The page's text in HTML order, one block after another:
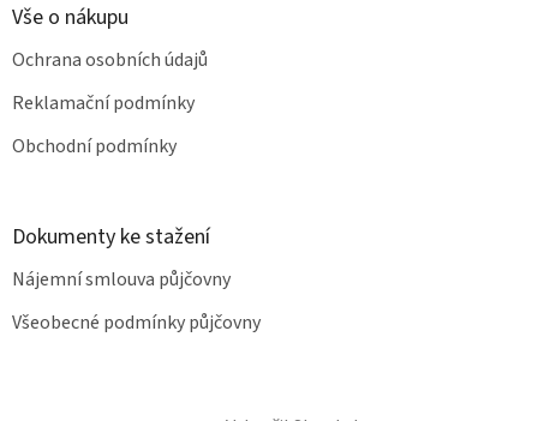
Vše o nákupu
Ochrana osobních údajů
Reklamační podmínky
Obchodní podmínky
Dokumenty ke stažení
Nájemní smlouva půjčovny
Všeobecné podmínky půjčovny